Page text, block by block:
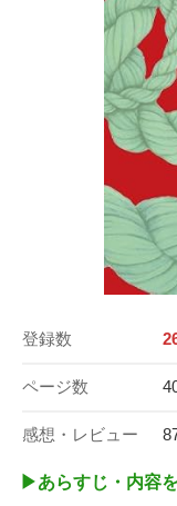
登録数
ページ数
感想・レビュー
▶︎あらすじ・内容